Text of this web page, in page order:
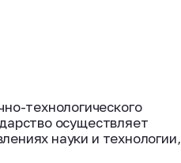
технологического
осуществляет
науки и технологии,